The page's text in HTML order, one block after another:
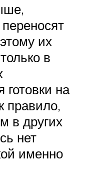
их
в
на
правило,
в других
нет
именно